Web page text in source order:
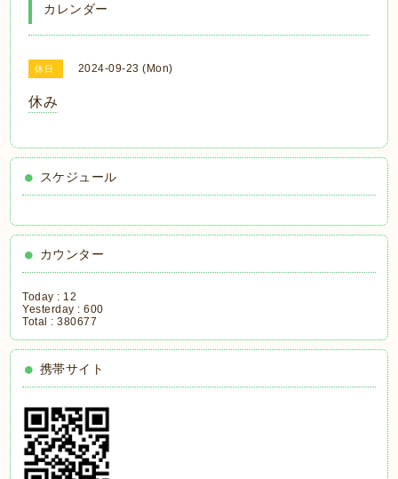
カレンダー
休日 2024-09-23 (Mon)
休み
スケジュール
カウンター
Today : 12
Yesterday :600
Total :380677
携帯サイト